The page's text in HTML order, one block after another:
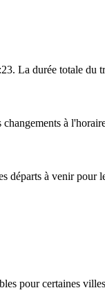
La durée totale du
à
départs à venir pour
pour certaines